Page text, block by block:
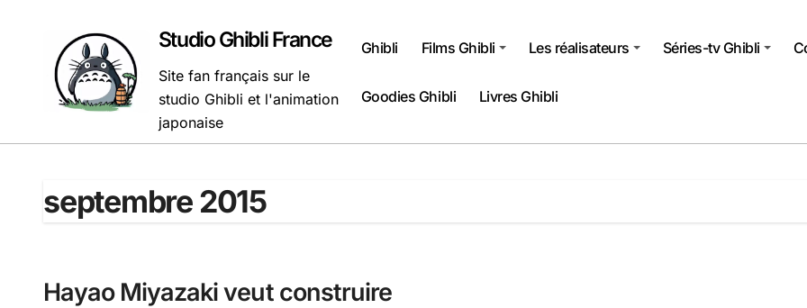
Studio Ghibli France
Site fan français sur le
studio Ghibli et l'animation
japonaise
Ghibli Films Ghibli Les réalisateurs Séries-tv Ghibli
Goodies Ghibli Livres Ghibli
septembre 2015
Hayao Miyazaki veut construire